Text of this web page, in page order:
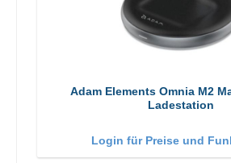
Adam Elements Omnia M2
Ladestation
Login für Preise und